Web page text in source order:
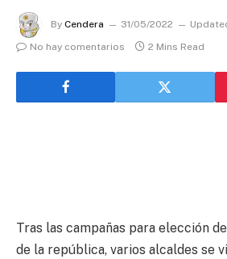
By Cendera 31/05/2022
No hay comentarios
2 Mins Read
Tras las campañas para elección
de la república, varios alcaldes se